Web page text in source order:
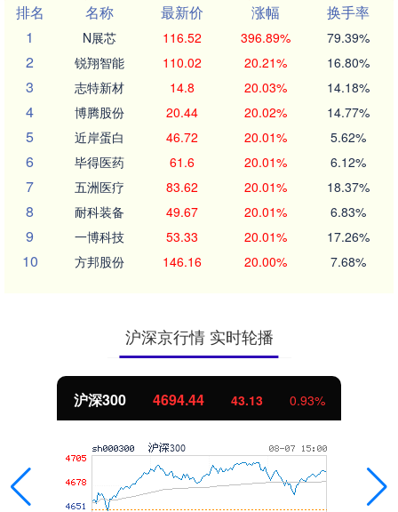
排名
名称 最新价 涨幅
换手率
1
N展芯 116.52 396.89% 79.39%
2 锐翔智能 110.02 20.21% 16.80%
3 志特新材 14.8 20.03% 14.18%
4 博腾股份 20.44 20.02% 14.77%
5 近岸蛋白 46.72 20.01% 5.62%
6 毕得医药 61.6 20.01% 6.12%
7 五洲医疗 83.62 20.01% 18.37%
8 耐科装备 49.67 20.01% 6.83%
9 一博科技 53.33 20.01% 17.26%
10 方邦股份 146.16 20.00% 7.68%
沪深京行情 实时轮播
沪深300 4694.44 43.13 0.93%